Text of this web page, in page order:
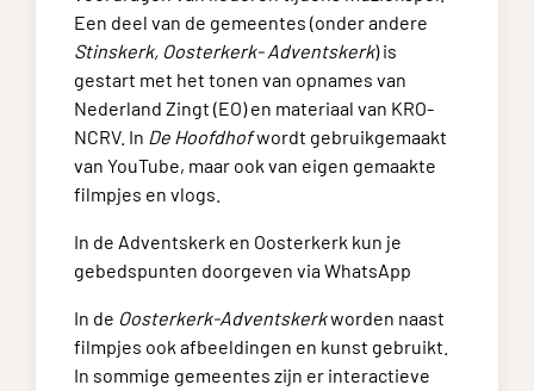
Een deel van de gemeentes (onder andere
Stinskerk, Oosterkerk- Adventskerk) is
gestart met het tonen van opnames van
Nederland Zingt (EO) en materiaal van KRO-
NCRV. In De Hoofdhofwordt gebruikgemaakt
van YouTube, maar ook van eigen gemaakte
filmpjes en vlogs.
In de Adventskerk en Oosterkerk kun je
gebedspunten doorgeven via WhatsApp
In de Oosterkerk-Adventskerkworden naast
filmpjes ook afbeeldingen en kunst gebruikt.
In sommige gemeentes zijn er interactieve